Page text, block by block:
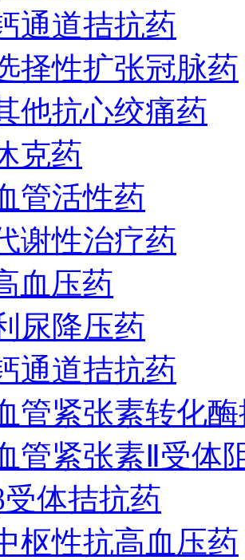
通道拮抗药
择性扩张冠脉药
他抗心绞痛药
克药
管活性药
谢性治疗药
血压药
尿降压药
通道拮抗药
管紧张素转化
管紧张素Ⅱ受体
受体拮抗药
枢性抗高血压药